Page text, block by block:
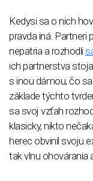
Kedysi sa o nich
pravda iná. Partneri
nepatria a rozhodli
ich partnerstva
s inou dámou, čo
základe týchto
sa svoj vzťah
klasicky, nikto
herec obvinil svoju
tak vlnu ohovárania